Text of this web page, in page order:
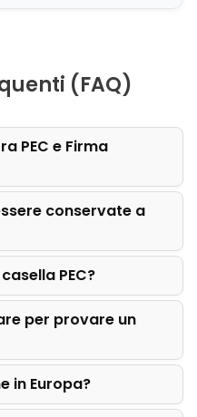
(FAQ)
PEC e Firma
conservate a
PEC?
per provare un
in Europa?